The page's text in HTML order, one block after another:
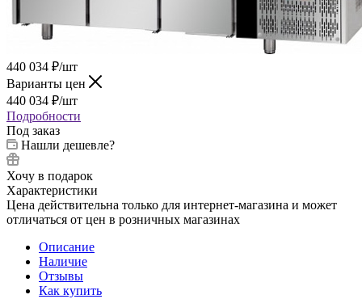
440 034 ₽/шт
Варианты цен
440 034 ₽/шт
Подробности
Под заказ
Нашли дешевле?
Хочу в подарок
Характеристики
Цена действительна только для интернет-магазина и может
отличаться от цен в розничных магазинах
Описание
Наличие
Отзывы
Как купить